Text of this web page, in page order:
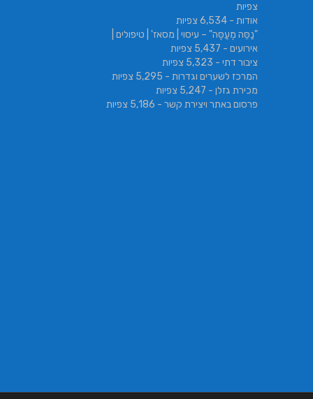
צפיות
אודות - 6,534 צפיות
"נַסֵּה מְעַסֶּה" – עיסוי | מסאז' | טיפולים |
אירועים - 5,437 צפיות
ציבור דתי - 5,323 צפיות
המרכז לשערים וגדרות - 5,295 צפיות
מכירת גזלן - 5,247 צפיות
פרסום באתר ויצירת קשר - 5,186 צפיות